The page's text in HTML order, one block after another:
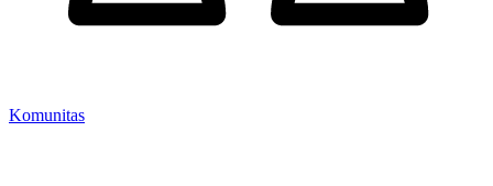
Komunitas